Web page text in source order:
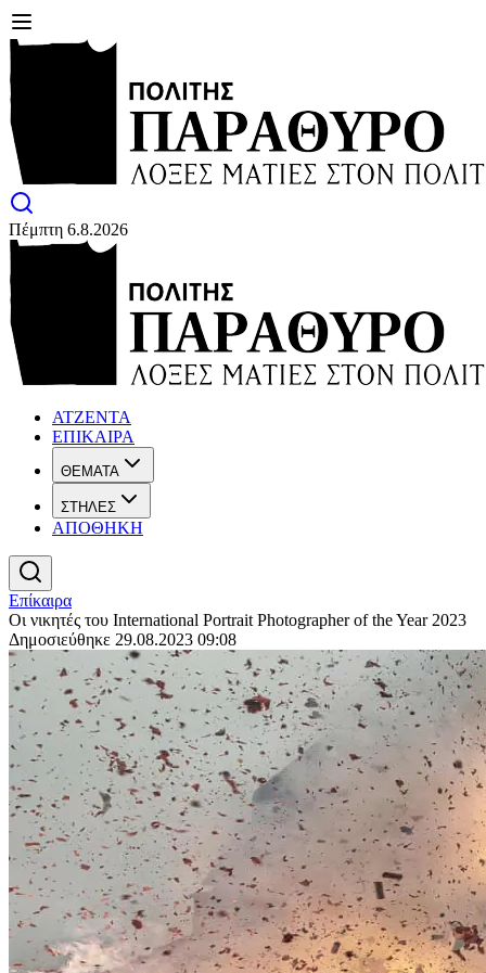
Πέμπτη 6.8.2026
ΑΤΖΕΝΤΑ
ΕΠΙΚΑΙΡΑ
ΘΕΜΑΤΑ
ΣΤΗΛΕΣ
ΑΠΟΘΗΚΗ
Επίκαιρα
Οι νικητές του International Portrait Photographer of the Year 2023
Δημοσιεύθηκε 29.08.2023 09:08